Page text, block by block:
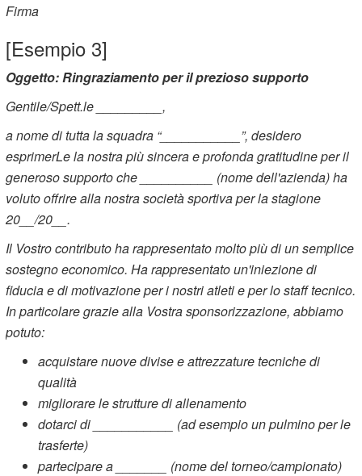
Firma
[Esempio 3]
Oggetto: Ringraziamento per il prezioso supporto
Gentile/Spett.le _________,
a nome di tutta la squadra “___________”, desidero
esprimerLe la nostra più sincera e profonda gratitudine per il
generoso supporto che __________ (nome dell'azienda) ha
voluto offrire alla nostra società sportiva per la stagione
20__/20__.
Il Vostro contributo ha rappresentato molto più di un semplice
sostegno economico. Ha rappresentato un'iniezione di
fiducia e di motivazione per i nostri atleti e per lo staff tecnico.
In particolare grazie alla Vostra sponsorizzazione, abbiamo
potuto:
acquistare nuove divise e attrezzature tecniche di
qualità
migliorare le strutture di allenamento
dotarci di ___________ (ad esempio un pulmino per le
trasferte)
partecipare a _______ (nome del torneo/campionato)